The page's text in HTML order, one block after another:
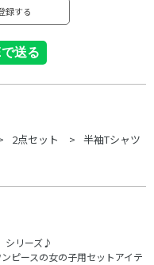
録する
2点セット
半袖Tシャツ
シリーズ♪
ピースの女の子用セットアイテ